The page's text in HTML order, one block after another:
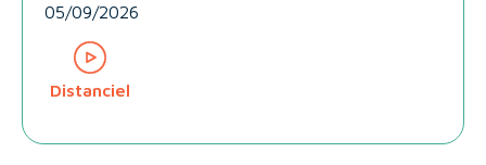
05/09/2026
Distanciel